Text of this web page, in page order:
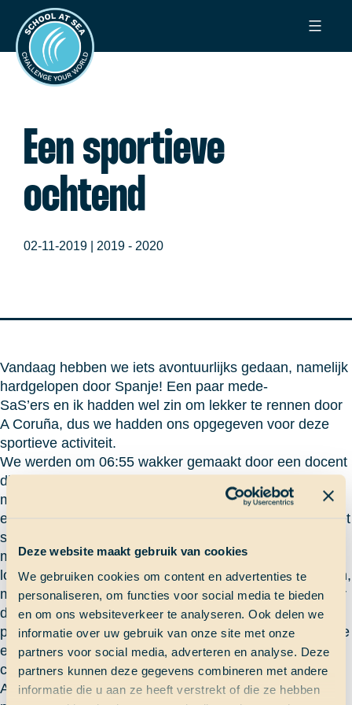
Deze website maakt gebruik van cookies
We gebruiken cookies om content en advertenties te
personaliseren, om functies voor social media te bieden
en om ons websiteverkeer te analyseren. Ook delen we
informatie over uw gebruik van onze site met onze
partners voor social media, adverteren en analyse. Deze
partners kunnen deze gegevens combineren met andere
informatie die u aan ze heeft verstrekt of die ze hebben
naar
inhoud
School
at
Sea
Een sportieve
ochtend
02-11-2019 | 2019 - 2020
Vandaag hebben we iets avontuurlijks gedaan, namelijk
hardgelopen door Spanje! Een paar mede-
SaS’ers en ik hadden wel zin om lekker te rennen door
A Coruña, dus we hadden ons opgegeven voor deze
sportieve activiteit.
We werden om 06:55 wakker gemaakt door een docent
die met ons de stad wilde verkennen. Binnen vijf
minuten stond iedereen op de steiger, want we hadden
er zin in. We hebben gelopen langs de boulevard en het
strand. Ook de historische binnenstad was niet te
missen. Door de stoplichten en verschillende
looptempo’s was het soms lastig om bij elkaar te blijven,
maar ondanks dat is het wel gelukt. Toen we terug naar
de Thalassa renden, konden we genieten van een
prachtige zonsopkomst. De lucht kleurde roze en oranje
en met het schip op de achtergrond was het plaatje
compleet.
Aan boord stond het ontbijt klaar en hebben we onze